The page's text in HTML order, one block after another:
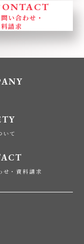
い合わせ・
請求
いて
せ・資料請求